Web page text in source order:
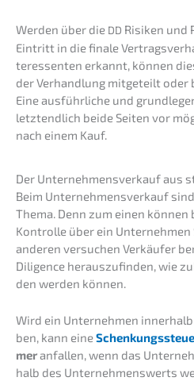
Werden über die DD Risiken und
Eintritt in die finale
ter­es­sen­ten erkannt, können
der Verhand­lung mitge­teilt oder
Eine ausführ­li­che und
letzt­end­lich beide Seiten vor
nach einem Kauf.
Der Unter­nehmens­verkauf aus
Beim Unter­nehmens­verkauf
Thema. Denn zum einen können
Kontrol­le über ein Unter­neh­men
anderen versu­chen Verkäu­fer
Diligence heraus­zu­fin­den, wie
den werden können.
Wird ein Unter­neh­men
ben, kann eine
meranfal­len, wenn das
halb des Unter­neh­mens­werts